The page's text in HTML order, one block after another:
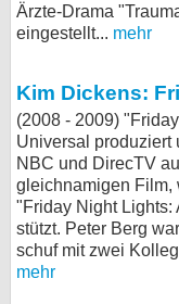
Ärzte-Drama
eingestellt... mehr
Kim Dickens:
(2008 - 2009)
Universal produziert
NBC und DirecTV
gleichnamigen Film,
"Friday Night Lights:
stützt. Peter Berg
schuf mit zwei
mehr